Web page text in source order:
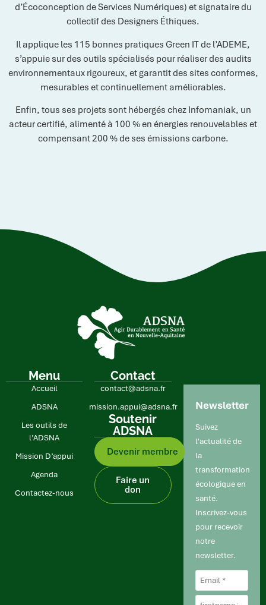
d’Écoconception de Services Numériques) et signataire du
collectif des Designers Éthiques.
Il applique les 115 bonnes pratiques Green IT de l’ADEME,
s’appuie sur des outils spécialisés pour réaliser des audits
environnementaux rigoureux, et garantit des sites conformes,
mesurables et continuellement améliorables.
Enfin, tous ses projets sont hébergés chez Infomaniak, un
acteur certifié, alimenté à 100 % en énergies renouvelables et
compensant 200 % de ses émissions carbone.
Menu
Accueil
ADSNA
Les outils de
l’ADSNA
Mission D’appui
Age nda
Contactez-nous
Contact
contact@adsna.fr
mission.appui@adsna.fr
Soutenir
ADSNA
Devenir membre
Faire un
don
Newsletter
Suivez
l'actualité de
la
transformation
écologique en
santé.
Inscrivez-vous
pour recevoir
notre
newsletter.